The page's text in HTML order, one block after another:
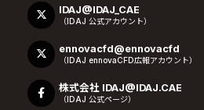
IDAJ@IDAJ_CAE
（IDAJ 公式アカウント）
ennovacfd@ennovacfd
（IDAJ ennovaCFD広報アカウント）
株式会社 IDAJ@IDAJ.CAE
（IDAJ 公式ページ）